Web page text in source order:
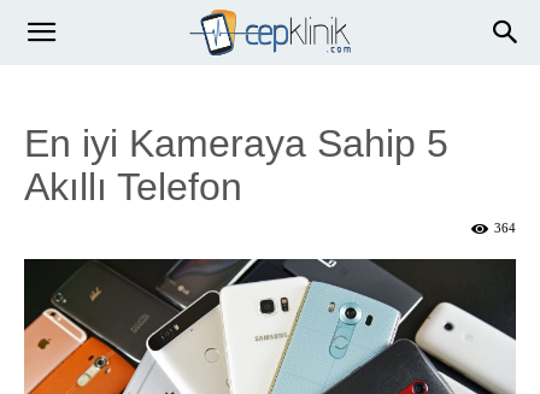
En iyi Kameraya Sahip 5
Akıllı Telefon
364